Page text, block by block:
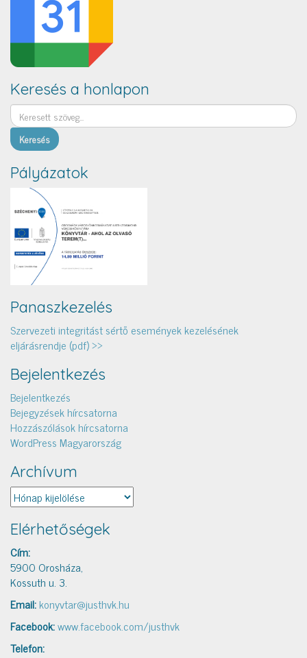
Keresés a honlapon
Keresés
Pályázatok
Panaszkezelés
Szervezeti integritást sértő események kezelésének
eljárásrendje (pdf) >>
Bejelentkezés
Bejelentkezés
Bejegyzések hírcsatorna
Hozzászólások hírcsatorna
WordPress Magyarország
Archívum
Archívum
Elérhetőségek
Cím:
5900 Orosháza,
Kossuth u. 3.
Email:konyvtar@justhvk.hu
Facebook:www.facebook.com/justhvk
Telefon: